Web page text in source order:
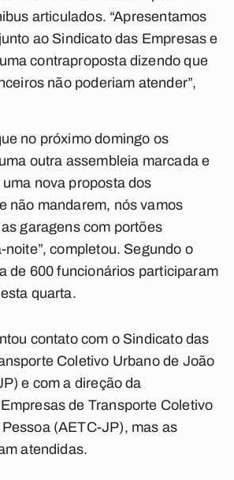
articulados. “Apresentamos
ao Sindicato das Empresas e
contraproposta dizendo que
não poderiam atender”,
no próximo domingo os
outra assembleia marcada e
nova proposta dos
não mandarem, nós vamos
garagens com portões
noite”, completou. Segundo o
de 600 funcionários participaram
quarta.
contato com o Sindicato das
Coletivo Urbano de João
e com a direção da
de Transporte Coletivo
(AETC-JP), mas as
atendidas.